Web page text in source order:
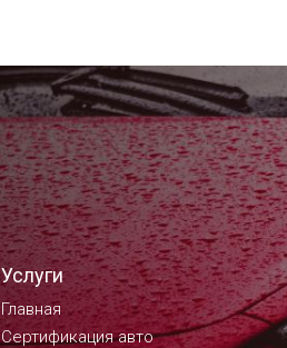
Услуги
Главная
Сертификация авто